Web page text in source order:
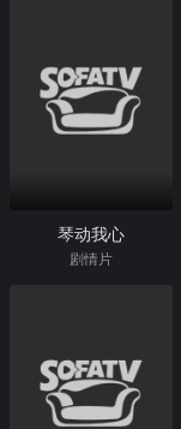
琴动我心
剧情片